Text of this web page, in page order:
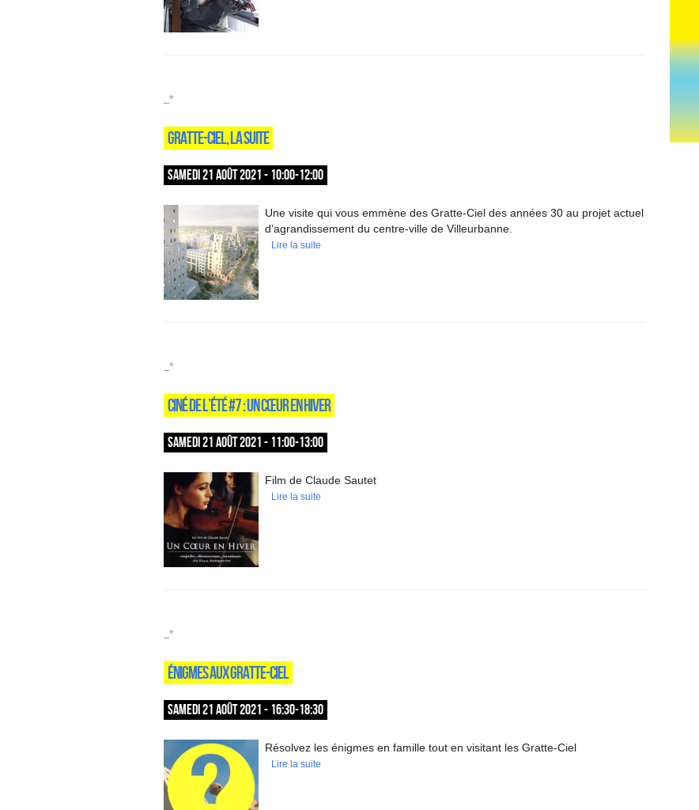
_*
GRATTE-CIEL, LA SUITE
SAMEDI 21 AOÛT 2021 - 10:00-12:00
Une visite qui vous emmène des Gratte-Ciel des années 30 au projet actuel
d'agrandissement du centre-ville de Villeurbanne.
Lire la suite
_*
CINÉ DE L’ÉTÉ #7 : UN CŒUR EN HIVER
SAMEDI 21 AOÛT 2021 - 11:00-13:00
Film de Claude Sautet
Lire la suite
_*
ÉNIGMES AUX GRATTE-CIEL
SAMEDI 21 AOÛT 2021 - 16:30-18:30
Résolvez les énigmes en famille tout en visitant les Gratte-Ciel
Lire la suite